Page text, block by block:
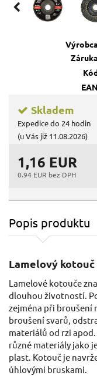
Skladem
Expedice do 24 hodin
(u Vás již 11.08.2026)
1,16 EUR
0.94 EUR bez DPH
Popis produktu
Lamelový kotouč
Lamelové kotouče
dlouhou životností.
zejména při broušení
broušení svarů,
materiálů od rzi
různé materiály jako
plast. Kotouč je
úhlovými bruskami.